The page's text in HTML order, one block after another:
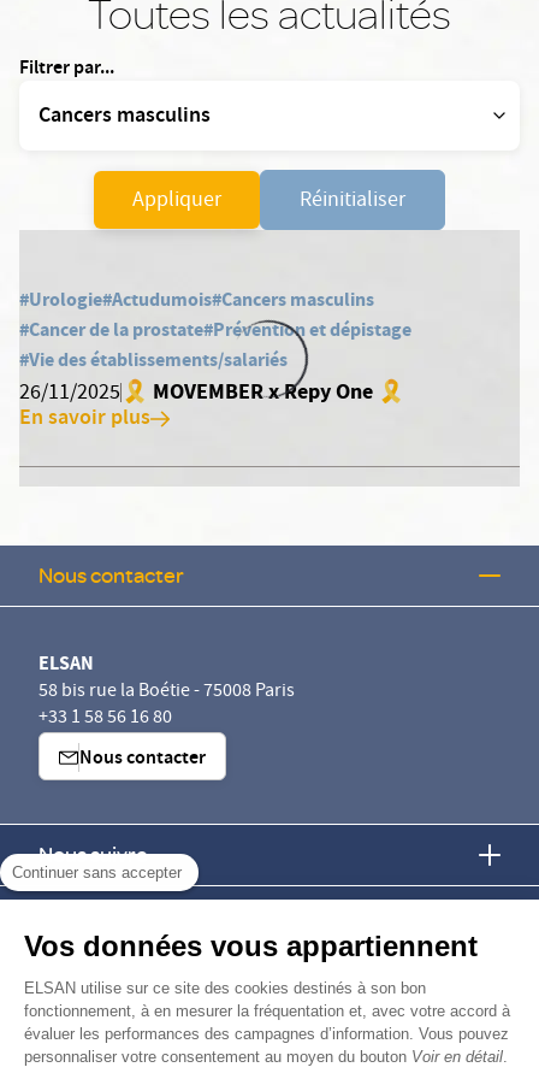
Continuer sans accepter
Vos données vous appartiennent
ELSAN utilise sur ce site des cookies destinés à son bon
fonctionnement, à en mesurer la fréquentation et, avec votre accord à
évaluer les performances des campagnes d’information. Vous pouvez
personnaliser votre consentement au moyen du bouton Voir en détail
Toutes les actualités
Filtrer par...
Appliquer Réinitialiser
#Urologie#Actudumois#Cancers masculins
#Cancer de la prostate#Prévention et dépistage
#Vie des établissements/salariés
26/11/2025 🎗 MOVEMBER x Repy One 🎗
En savoir plus
Nous contacter
ELSAN
58 bis rue la Boétie - 75008 Paris
+33 1 58 56 16 80
Nous contacter
Nous suivre
Nous rejoindre
Devenir fournisseur